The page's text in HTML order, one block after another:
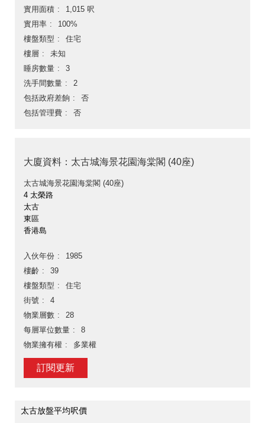
實用面積
1,015 呎
實用率
100%
樓盤類型
住宅
樓層
未知
睡房數量
3
洗手間數量
2
包括政府差餉
否
包括管理費
否
大廈資料：太古城海景花園海棠閣 (40座)
太古城海景花園海棠閣 (40座)
4 太榮路
太古
東區
香港島
入伙年份
1985
樓齡
39
樓盤類型
住宅
街號
4
物業層數
28
每層單位數量
8
物業擁有權
多業權
訂閱更新
太古放盤平均呎價